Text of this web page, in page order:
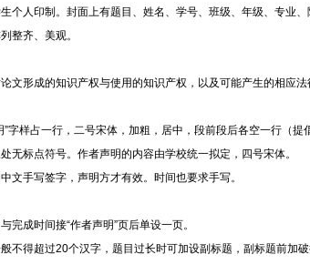
个人印制。封面上有题目、姓名、学号、班级、年级、专业
整齐、美观。
文形成的知识产权与使用的知识产权，以及可能产生的相应
”字样占一行，二号宋体，加粗，居中，段前段后各空一行（
无标点符号。作者声明的内容由学校统一拟定，四号宋体。
文手写签字，声明方才有效。时间也要求手写。
完成时间接“作者声明”页后单设一页。
不得超过20个汉字，题目过长时可加设副标题，副标题前加